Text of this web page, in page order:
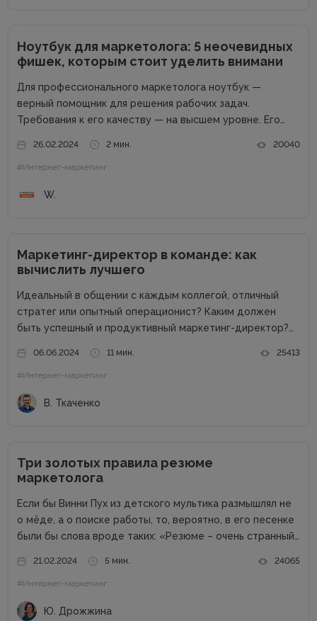
Ноутбук для маркетолога: 5 неочевидных
фишек, которым стоит уделить внимани
Для профессионального маркетолога ноутбук —
верный помощник для решения рабочих задач.
Требования к его качеству — на высшем уровне. Его
успехам. Добротный комплект «железа» — даже не
обсуждается. Без продвинутого процессора, топовой
26.02.2024 2 мин. 20040
#Интернет-маркетинг
W.
Маркетинг-директор в команде: как
вычислить лучшего
Идеальный в общении с каждым коллегой, отличный
стратег или опытный операционист? Каким должен
быть успешный и продуктивный маркетинг-директор?
Directors Day рассказал Виталий Ткаченко. Виталий –
соучредитель Tkachenko & Myroniuk Marketing Agency,
имеет огромный опыт...
06.06.2024 11 мин. 25413
#Интернет-маркетинг
В. Ткаченко
Три золотых правила резюме
маркетолога
Если бы Винни Пух из детского мультика размышлял не
о мёде, а о поиске работы, то, вероятно, в его песенке
были бы слова вроде таких: «Резюме – очень странный
что...
21.02.2024 5 мин. 24065
#Интернет-маркетинг
Ю. Дрожжина